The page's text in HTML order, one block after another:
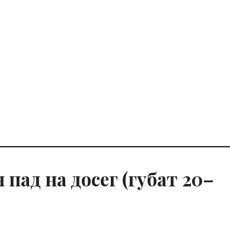
на досег (губат 20–